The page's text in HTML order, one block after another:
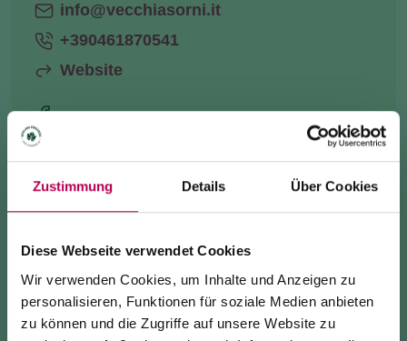
Zustimmung Details Über Cookies
Diese Webseite verwendet Cookies
Wir verwenden Cookies, um Inhalte und Anzeigen zu
personalisieren, Funktionen für soziale Medien anbieten
zu können und die Zugriffe auf unsere Website zu
Wir befinden uns aufdem Hügelvon Pressano,
info@vecchiasorni.it
+390461870541
Website